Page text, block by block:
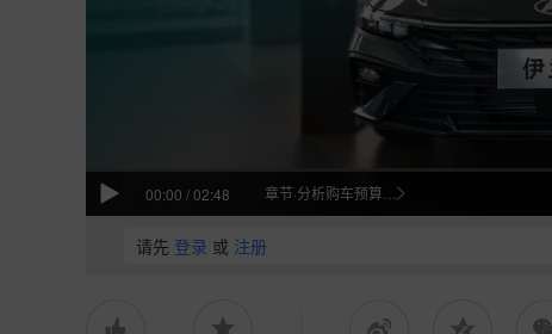
00:00 /02:48
请先 登录 或 注册